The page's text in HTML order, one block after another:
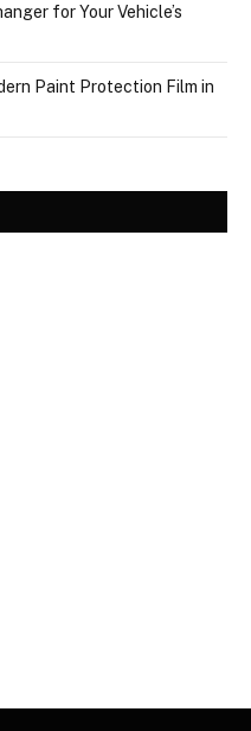
for Your Vehicle’s
Paint Protection Film in